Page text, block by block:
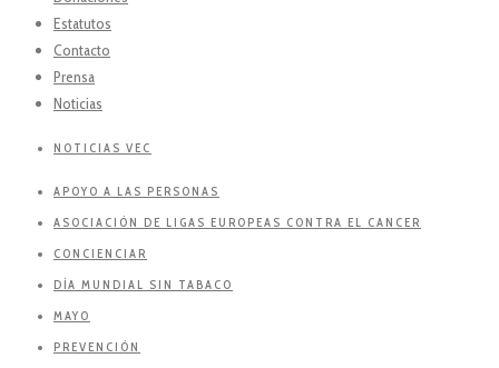
Estatutos
Contacto
Prensa
Noticias
NOTICIAS VEC
APOYO A LAS PERSONAS
ASOCIACIÓN DE LIGAS EUROPEAS CONTRA EL CANCER
CONCIENCIAR
DÍA MUNDIAL SIN TABACO
MAYO
PREVENCIÓN